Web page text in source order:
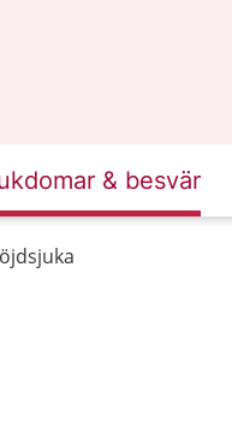
& besvär